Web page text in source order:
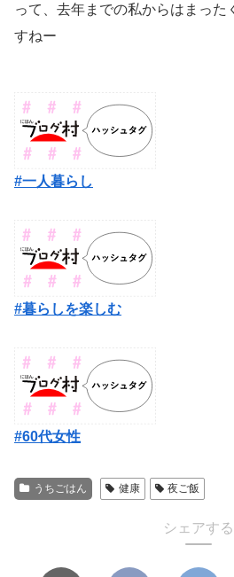
って、去年までの私からはまった
すねー
#一人暮らし
#暮らしを楽しむ
#60代女性
うちごはん 健康 夜ご飯
シェアする